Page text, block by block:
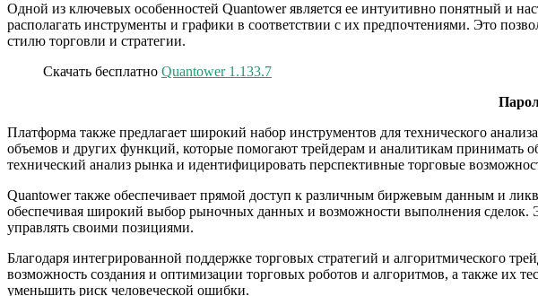
Одной из ключевых особенностей Quantower является ее интуитивно понятный и
располагать инструменты и графики в соответствии с их предпочтениями. Это
стилю торговли и стратегии.
Скачать бесплатно Quantower 1.133.7
Платформа также предлагает широкий набор инструментов для технического
объемов и других функций, которые помогают трейдерам и аналитикам принимать
технический анализ рынка и идентифицировать перспективные торговые
Quantower также обеспечивает прямой доступ к различным биржевым данным и
обеспечивая широкий выбор рыночных данных и возможности выполнения сделок.
управлять своими позициями.
Благодаря интегрированной поддержке торговых стратегий и алгоритмического
возможность создания и оптимизации торговых роботов и алгоритмов, а также их
уменьшить риск человеческой ошибки.